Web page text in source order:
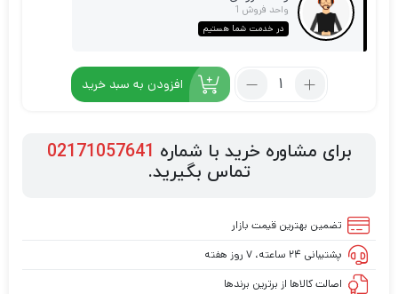
واحد فروش 1
در خدمت شما هستیم
افزودن به سبد خرید
برای مشاوره خرید با شماره 02171057641
تماس بگیرید.
تضمین بهترین قیمت بازار
پشتیبانی ۲۴ ساعته، ۷ روز هفته
اصالت کالاها از برترین برندها